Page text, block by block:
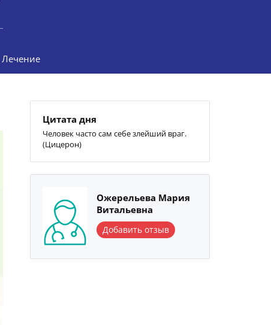
Лечение
Цитата дня
Человек часто сам себе злейший враг.
(Цицерон)
Ожерельева Мария
Витальевна
Добавить отзыв